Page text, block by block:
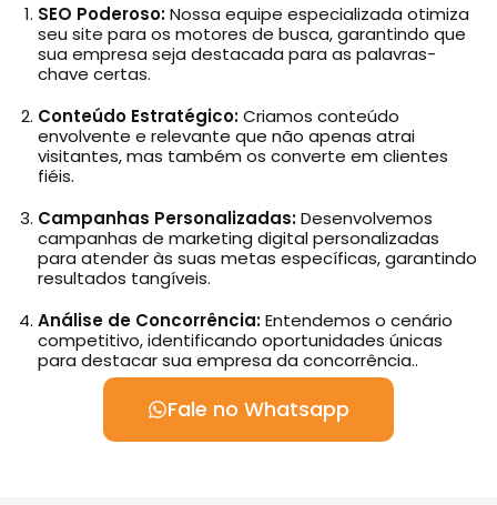
SEO Poderoso:Nossa equipe especializada otimiza
seu site para os motores de busca, garantindo que
sua empresa seja destacada para as palavras-
chave certas.
Conteúdo Estratégico:Criamos conteúdo
envolvente e relevante que não apenas atrai
visitantes, mas também os converte em clientes
fiéis.
Campanhas Personalizadas:Desenvolvemos
campanhas de marketing digital personalizadas
para atender às suas metas específicas, garantindo
resultados tangíveis.
Análise de Concorrência:Entendemos o cenário
competitivo, identificando oportunidades únicas
para destacar sua empresa da concorrência..
Fale no Whatsapp